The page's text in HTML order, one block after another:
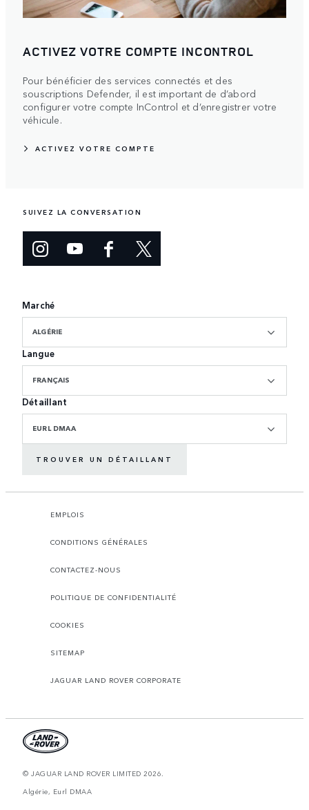
ACTIVEZ VOTRE COMPTE INCONTROL
Pour bénéficier des services connectés et des
souscriptions Defender, il est important de d’abord
configurer votre compte InControl et d’enregistrer votre
véhicule.
ACTIVEZ VOTRE COMPTE
SUIVEZ LA CONVERSATION
Marché
ALGÉRIE
Langue
FRANÇAIS
Détaillant
EURL DMAA
TROUVER UN DÉTAILLANT
EMPLOIS
CONDITIONS GÉNÉRALES
CONTACTEZ-NOUS
POLITIQUE DE CONFIDENTIALITÉ
COOKIES
SITEMAP
JAGUAR LAND ROVER CORPORATE
© JAGUAR LAND ROVER LIMITED 2026.
Algérie, Eurl DMAA